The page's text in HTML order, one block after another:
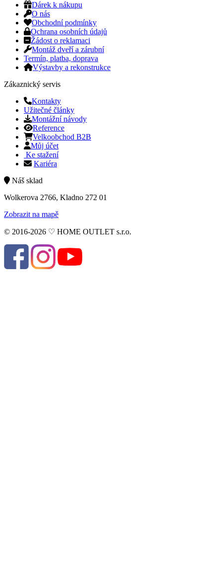
Dárek k nákupu
O nás
Obchodní podmínky
Ochrana osobních údajů
Žádost o reklamaci
Montáž dveří a zárubní
Termín, platba, doprava
Výstavby a rekonstrukce
Zákaznický servis
Kontakty
Užitečné články
Montážní návody
Reference
Velkoobchod B2B
Můj účet
Ke stažení
Kariéra
Náš sklad
Wolkerova 2766, Kladno 272 01
Zobrazit na mapě
© 2016-2026 ♡ HOME OUTLET s.r.o.